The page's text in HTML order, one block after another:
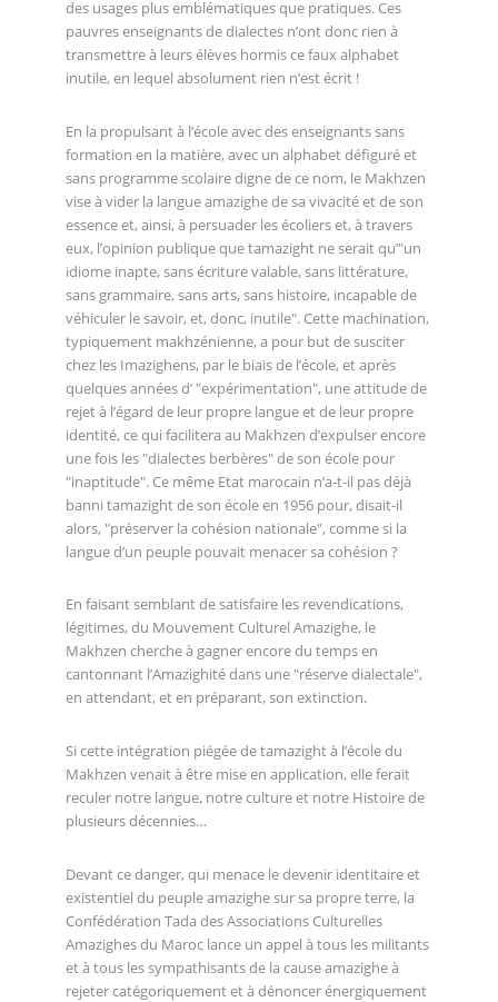
des usages plus emblématiques que pratiques. Ces
pauvres enseignants de dialectes n’ont donc rien à
transmettre à leurs élèves hormis ce faux alphabet
inutile, en lequel absolument rien n’est écrit !
En la propulsant à l’école avec des enseignants sans
formation en la matière, avec un alphabet défiguré et
sans programme scolaire digne de ce nom, le Makhzen
vise à vider la langue amazighe de sa vivacité et de son
essence et, ainsi, à persuader les écoliers et, à travers
eux, l’opinion publique que tamazight ne serait qu’"un
idiome inapte, sans écriture valable, sans littérature,
sans grammaire, sans arts, sans histoire, incapable de
véhiculer le savoir, et, donc, inutile". Cette machination,
typiquement makhzénienne, a pour but de susciter
chez les Imazighens, par le biais de l’école, et après
quelques années d’ "expérimentation", une attitude de
rejet à l’égard de leur propre langue et de leur propre
identité, ce qui facilitera au Makhzen d’expulser encore
une fois les "dialectes berbères" de son école pour
"inaptitude". Ce même Etat marocain n’a-t-il pas déjà
banni tamazight de son école en 1956 pour, disait-il
alors, "préserver la cohésion nationale", comme si la
langue d’un peuple pouvait menacer sa cohésion ?
En faisant semblant de satisfaire les revendications,
légitimes, du Mouvement Culturel Amazighe, le
Makhzen cherche à gagner encore du temps en
cantonnant l’Amazighité dans une "réserve dialectale",
en attendant, et en préparant, son extinction.
Si cette intégration piégée de tamazight à l’école du
Makhzen venait à être mise en application, elle ferait
reculer notre langue, notre culture et notre Histoire de
plusieurs décennies…
Devant ce danger, qui menace le devenir identitaire et
existentiel du peuple amazighe sur sa propre terre, la
Confédération Tada des Associations Culturelles
Amazighes du Maroc lance un appel à tous les militants
et à tous les sympathisants de la cause amazighe à
rejeter catégoriquement et à dénoncer énergiquement